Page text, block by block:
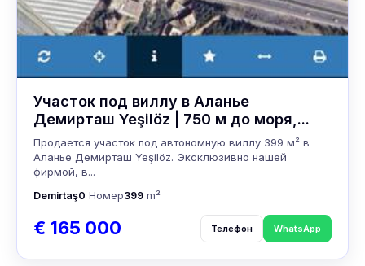
Участок под виллу в Аланье
Демирташ Yeşilöz | 750 м до моря,...
Продается участок под автономную виллу 399 м² в
Аланье Демирташ Yeşilöz. Эксклюзивно нашей
фирмой, в...
Demirtaş0 Номер399 m²
€ 165 000 Телефон WhatsApp